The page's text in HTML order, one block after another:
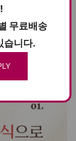
무료배송
습니다.